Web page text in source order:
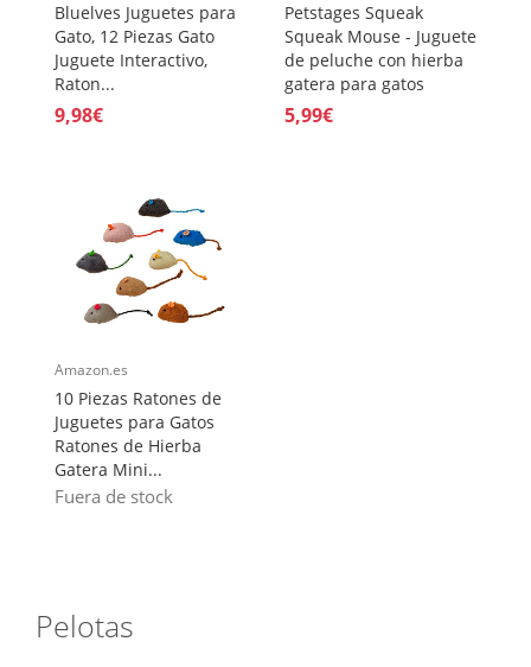
Bluelves Juguetes para
Gato, 12 Piezas Gato
Juguete Interactivo,
Raton...
9,98€
Petstages Squeak
Squeak Mouse - Juguete
de peluche con hierba
gatera para gatos
5,99€
Amazon.es
10 Piezas Ratones de
Juguetes para Gatos
Ratones de Hierba
Gatera Mini...
Fuera de stock
Pelotas